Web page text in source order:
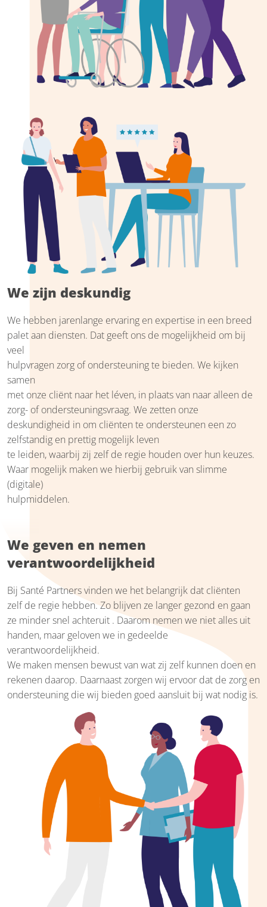
We zijn deskundig
We hebben jarenlange ervaring en expertise in een breed
palet aan diensten. Dat geeft ons de mogelijkheid om bij
veel
hulpvragen zorg of ondersteuning te bieden. We kijken
samen
met onze cliënt naar het léven, in plaats van naar alleen de
zorg- of ondersteuningsvraag. We zetten onze
deskundigheid in om cliënten te ondersteunen een zo
zelfstandig en prettig mogelijk leven
te leiden, waarbij zij zelf de regie houden over hun keuzes.
Waar mogelijk maken we hierbij gebruik van slimme
(digitale)
hulpmiddelen.
We geven en nemen
verantwoordelijkheid
Bij Santé Partners vinden we het belangrijk dat cliënten
zelf de regie hebben. Zo blijven ze langer gezond en gaan
ze minder snel achteruit . Daarom nemen we niet alles uit
handen, maar geloven we in gedeelde
verantwoordelijkheid.
We maken mensen bewust van wat zij zelf kunnen doen en
rekenen daarop. Daarnaast zorgen wij ervoor dat de zorg en
ondersteuning die wij bieden goed aansluit bij wat nodig is.